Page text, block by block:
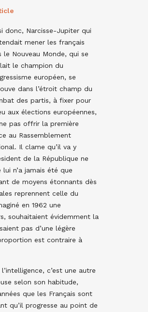
donc, Narcisse-Jupiter qui
mener les français
le Nouveau Monde, qui se
le champion du
européen, se
dans l’étroit champ du
des partis, à fixer pour
aux élections européennes,
pas offrir la première
au Rassemblement
Il clame qu’il va y
de la République ne
n’a jamais été que
de moyens étonnants dès
reprennent celle du
en 1962 une
souhaitaient évidemment la
pas d’une légère
est contraire à
c’est une autre
selon son habitude,
que les Français sont
qu’il progresse au point de